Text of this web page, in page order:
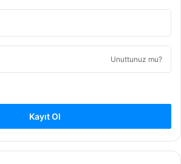
Unuttunuz mu?
Kayıt Ol